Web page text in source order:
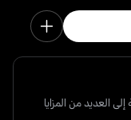
العديد من المزايا